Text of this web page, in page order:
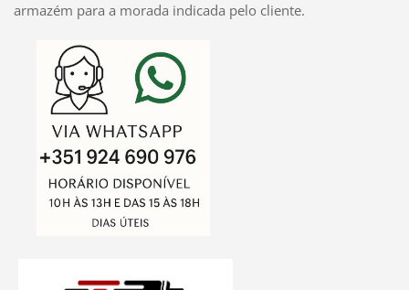
armazém para a morada indicada pelo cliente.